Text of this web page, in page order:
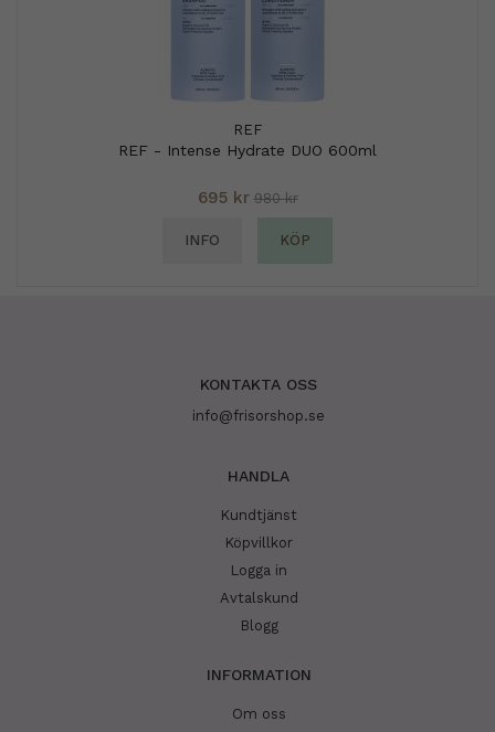
REF
REF - Intense Hydrate DUO 600ml
695 kr 980 kr
INFO KÖP
KONTAKTA OSS
info@frisorshop.se
HANDLA
Kundtjänst
Köpvillkor
Logga in
Avtalskund
Blogg
INFORMATION
Om oss